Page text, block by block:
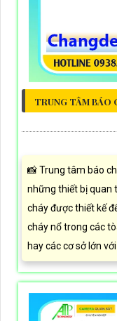
TRUNG TÂM
📸 Trung tâm báo
những thiết bị quan
cháy được thiết kế
cháy nổ trong các
hay các cơ sở lớn